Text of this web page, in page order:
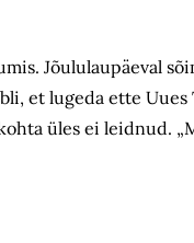
Jõululaupäeval
et lugeda ette
üles ei leidnud.